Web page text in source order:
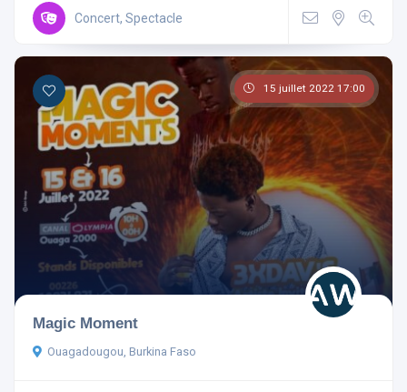
Concert, Spectacle
15 juillet 2022 17:00
Magic Moment
Ouagadougou, Burkina Faso